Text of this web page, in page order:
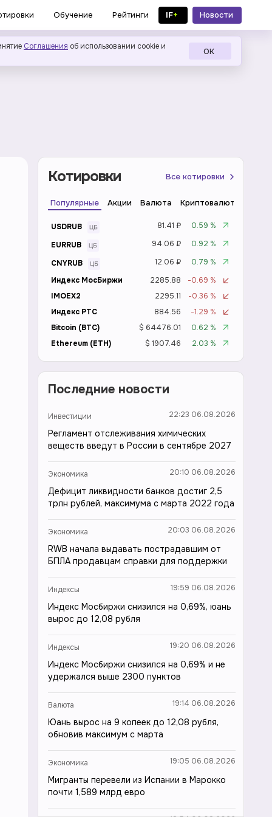
Обучение Рейтинги IF+
Новости
в MAX
Соглашения об использовании cookie и
ОК
Котировки Все котировки
Популярные Акции Валюта Криптовалюта
USDRUB 81.41 ₽
0.59 %
EURRUB
94.06 ₽
0.92 %
CNYRUB
12.06 ₽
0.79 %
Индекс МосБиржи
2285.88
-0.69 %
IMOEX2
2295.11
-0.36 %
Индекс РТС
884.56
-1.29 %
Bitcoin (BTC)
$ 64476.01
0.62 %
Ethereum (ETH)
$ 1907.46 2.03 %
Последние новости
Инвестиции 22:23 06.08.2026
Регламент отслеживания химических
веществ введут в России в сентябре 2027
Экономика 20:10 06.08.2026
Дефицит ликвидности банков достиг 2,5
трлн рублей, максимума с марта 2022 года
Экономика 20:03 06.08.2026
RWB начала выдавать пострадавшим от
БПЛА продавцам справки для поддержки
Индексы 19:59 06.08.2026
Индекс Мосбиржи снизился на 0,69%, юань
вырос до 12,08 рубля
Индексы 19:20 06.08.2026
Индекс Мосбиржи снизился на 0,69% и не
удержался выше 2300 пунктов
Валюта 19:14 06.08.2026
Юань вырос на 9 копеек до 12,08 рубля,
обновив максимум с марта
Экономика 19:05 06.08.2026
Мигранты перевели из Испании в Марокко
почти 1,589 млрд евро